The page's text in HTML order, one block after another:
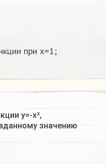
при х=1;
у=-х²,
значению